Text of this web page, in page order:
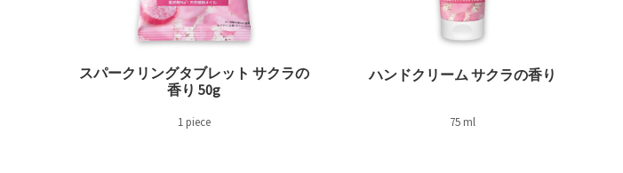
スパークリングタブレット サクラの
香り 50g
1 piece
ハンドクリーム サクラの香り
75 ml